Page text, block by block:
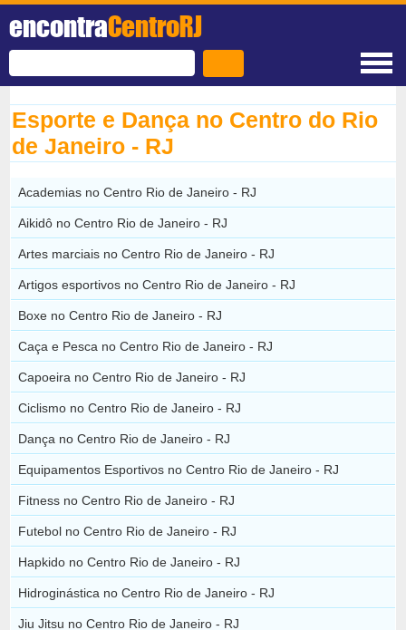
encontraCentroRJ
Esporte e Dança no Centro do Rio
de Janeiro - RJ
Academias no Centro Rio de Janeiro - RJ
Aikidô no Centro Rio de Janeiro - RJ
Artes marciais no Centro Rio de Janeiro - RJ
Artigos esportivos no Centro Rio de Janeiro - RJ
Boxe no Centro Rio de Janeiro - RJ
Caça e Pesca no Centro Rio de Janeiro - RJ
Capoeira no Centro Rio de Janeiro - RJ
Ciclismo no Centro Rio de Janeiro - RJ
Dança no Centro Rio de Janeiro - RJ
Equipamentos Esportivos no Centro Rio de Janeiro - RJ
Fitness no Centro Rio de Janeiro - RJ
Futebol no Centro Rio de Janeiro - RJ
Hapkido no Centro Rio de Janeiro - RJ
Hidroginástica no Centro Rio de Janeiro - RJ
Jiu Jitsu no Centro Rio de Janeiro - RJ